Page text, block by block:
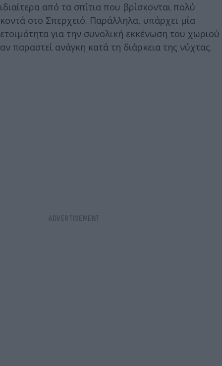
ιδιαίτερα από τα σπίτια που βρίσκονται πολύ
κοντά στο Σπερχειό. Παράλληλα, υπάρχει μία
ετοιμότητα για την συνολική εκκένωση του χωριού
αν παραστεί ανάγκη κατά τη διάρκεια της νύχτας.